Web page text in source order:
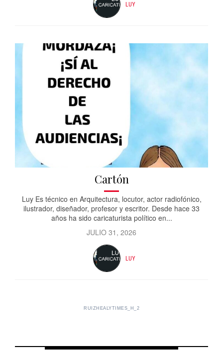
LUY
Cartón
Luy Es técnico en Arquitectura, locutor, actor radiofónico,
ilustrador, diseñador, profesor y escritor. Desde hace 33
años ha sido caricaturista político en...
JULIO 31, 2026
LUY
RUIZHEALYTIMES_H_2